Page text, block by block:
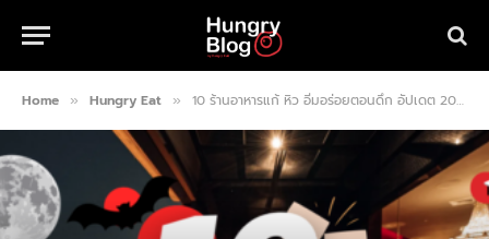
Home » Hungry Eat » 10 ร้านอาหารแก้ หิว อิ่มอร่อยตอนดึก อัปเดต 2023